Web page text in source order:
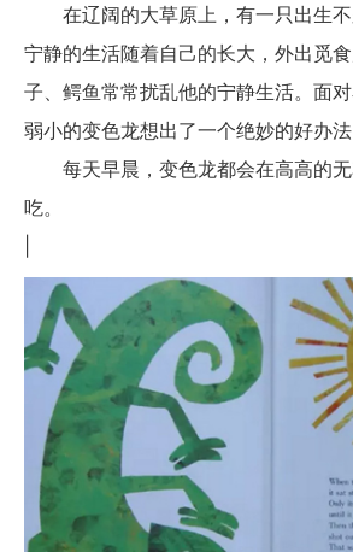
下载中心
在辽阔的大草原上，有一只出生不
宁静的生活随着自己的长大，外出觅
子、鳄鱼常常扰乱他的宁静生活。面
弱小的变色龙想出了一个绝妙的好办法
每天早晨，变色龙都会在高高的无
吃。